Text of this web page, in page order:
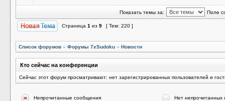
Показать темы за: Поле
Страница 1 из 9 [ Тем: 220 ]
Список форумов » Форумы 7xSudoku » Новости
Кто сейчас на конференции
Сейчас этот форум просматривают: нет зарегистрированных пользователей и
Непрочитанные сообщения Нет непрочитанных